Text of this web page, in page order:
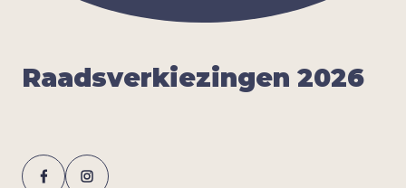
Raads­ver­kie­zin­gen 2026